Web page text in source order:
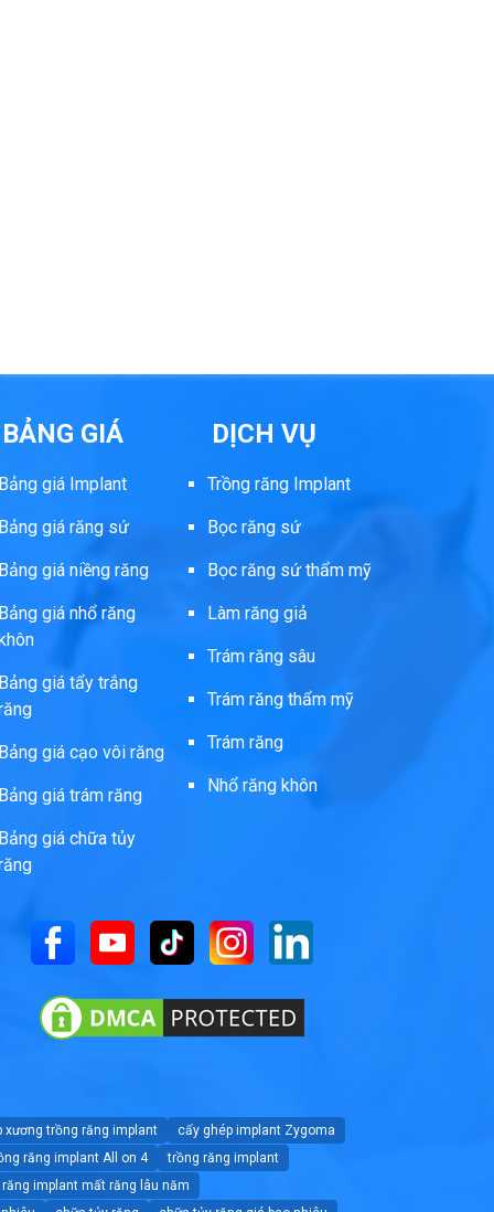
GIÁ
giá Implant
giá răng sứ
giá niềng răng
giá nhổ răng
giá tẩy trắng
giá cạo vôi răng
giá trám răng
giá chữa tủy
DỊCH VỤ
Trồng răng Implant
Bọc răng sứ
Bọc răng sứ thẩm mỹ
Làm răng giả
Trám răng sâu
Trám răng thẩm mỹ
Trám răng
Nhổ răng khôn
xương trồng răng implant
cấy ghép implant Zygoma
răng implant All on 4
trồng răng implant
implant mất răng lâu năm